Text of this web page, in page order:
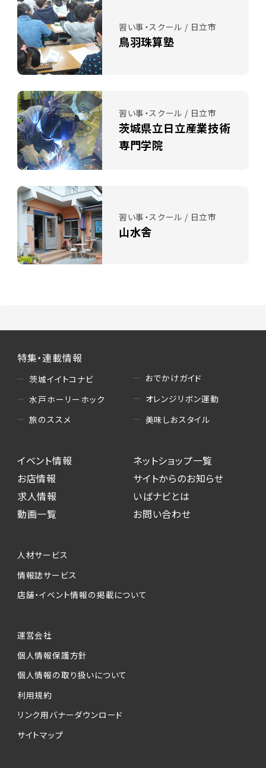
習い事・スクール / 日立市
鳥羽珠算塾
習い事・スクール / 日立市
茨城県立日立産業技術
専門学院
習い事・スクール / 日立市
山水舎
特集・連載情報
茨城イイトコナビ
水戸ホーリーホック
旅のススメ
おでかけガイド
オレンジリボン運動
美味しおスタイル
イベント情報
お店情報
求人情報
動画一覧
ネットショップ一覧
サイトからのお知らせ
いばナビとは
お問い合わせ
人材サービス
情報誌サービス
店舗・イベント情報の掲載について
運営会社
個人情報保護方針
個人情報の取り扱いについて
利用規約
リンク用バナーダウンロード
サイトマップ